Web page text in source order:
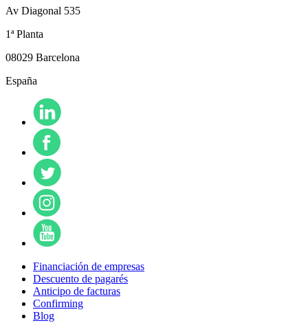
Av Diagonal 535
1ª Planta
08029 Barcelona
España
Financiación de empresas
Descuento de pagarés
Anticipo de facturas
Confirming
Blog